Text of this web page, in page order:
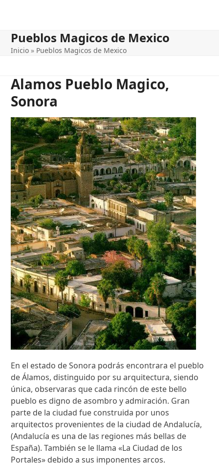
Pueblos Magicos de Mexico
Inicio » Pueblos Magicos de Mexico
Alamos Pueblo Magico,
Sonora
En el estado de Sonora podrás encontrara el pueblo
de Álamos, distinguido por su arquitectura, siendo
única, observaras que cada rincón de este bello
pueblo es digno de asombro y admiración. Gran
parte de la ciudad fue construida por unos
arquitectos provenientes de la ciudad de Andalucía,
(Andalucía es una de las regiones más bellas de
España). También se le llama «La Ciudad de los
Portales» debido a sus imponentes arcos.